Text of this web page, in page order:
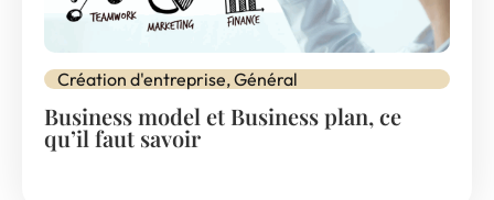
Création d'entreprise,Général
Business model et Business plan, ce
qu’il faut savoir